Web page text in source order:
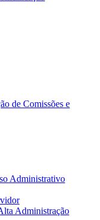
de Comissões e
Administrativo
Administração